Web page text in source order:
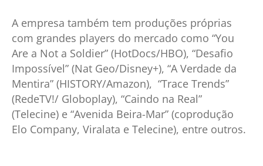
A empresa também tem produções próprias
com grandes players do mercado como “You
Are a Not a Soldier” (HotDocs/HBO), “Desafio
Impossível” (Nat Geo/Disney+), “A Verdade da
Mentira” (HISTORY/Amazon), “Trace Trends”
(RedeTV!/ Globoplay), “Caindo na Real”
(Telecine) e “Avenida Beira-Mar” (coprodução
Elo Company, Viralata e Telecine), entre outros.